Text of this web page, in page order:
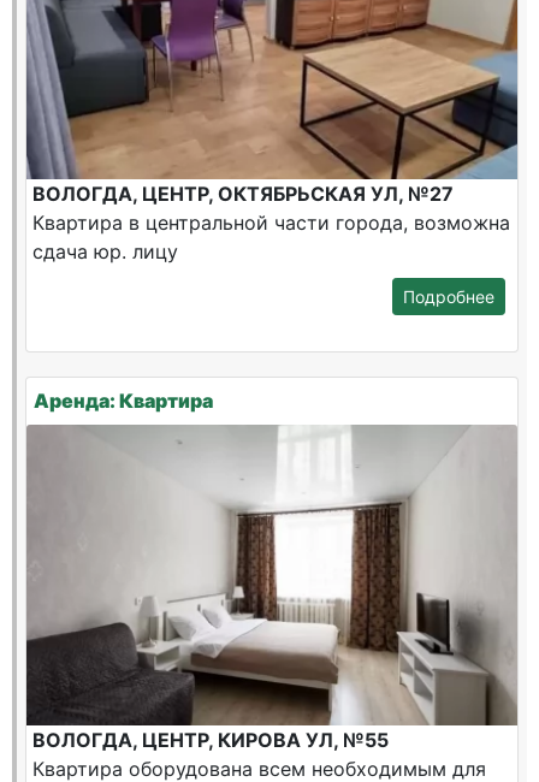
ВОЛОГДА, ЦЕНТР, ОКТЯБРЬСКАЯ УЛ, №27
Квартира в центральной части города, возможна
сдача юр. лицу
Подробнее
Аренда: Квартира
ВОЛОГДА, ЦЕНТР, КИРОВА УЛ, №55
Квартира оборудована всем необходимым для